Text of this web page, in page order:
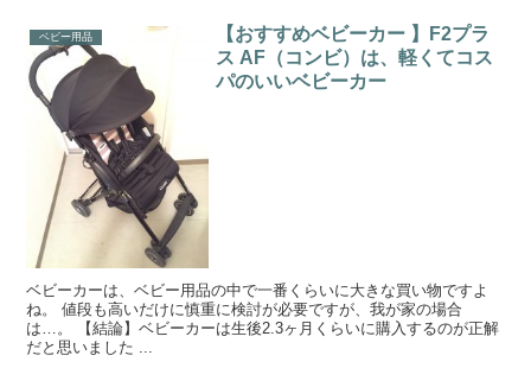
ベビー用品
【おすすめベビーカー 】F2プラ
ス AF（コンビ）は、軽くてコス
パのいいベビーカー
ベビーカーは、ベビー用品の中で一番くらいに大きな買い物ですよ
ね。 値段も高いだけに慎重に検討が必要ですが、我が家の場合
は…。 【結論】ベビーカーは生後2.3ヶ月くらいに購入するのが正解
だと思いました ...